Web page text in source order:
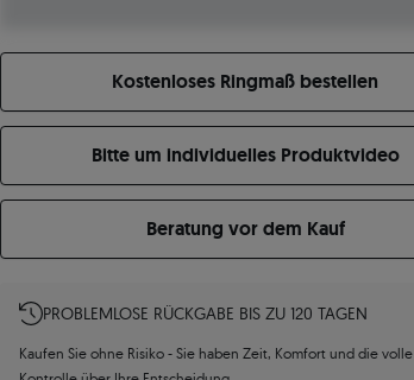
Kostenloses Ringmaß bestellen
Bitte um individuelles Produktvideo
Beratung vor dem Kauf
PROBLEMLOSE RÜCKGABE BIS ZU 120 TAGEN
Kaufen Sie ohne Risiko - Sie haben Zeit, Komfort und die volle